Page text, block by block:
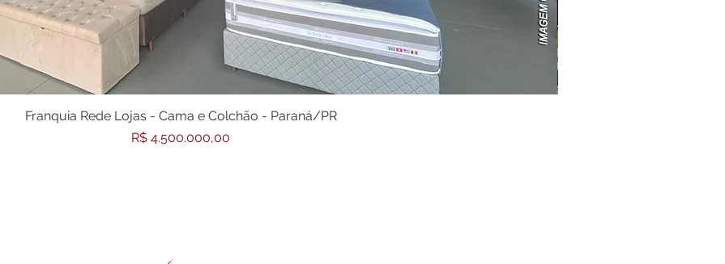
Franquia Rede Lojas - Cama e Colchão - Paraná/PR
Preço
R$ 4.500.000,00